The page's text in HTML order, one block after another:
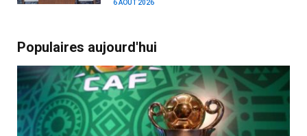
6 AOÛT 2026
Populaires aujourd'hui